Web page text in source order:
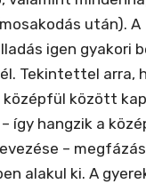
után). A
igen gyakori
Tekintettel arra,
középfül között
így hangzik a
–
alakul ki. A